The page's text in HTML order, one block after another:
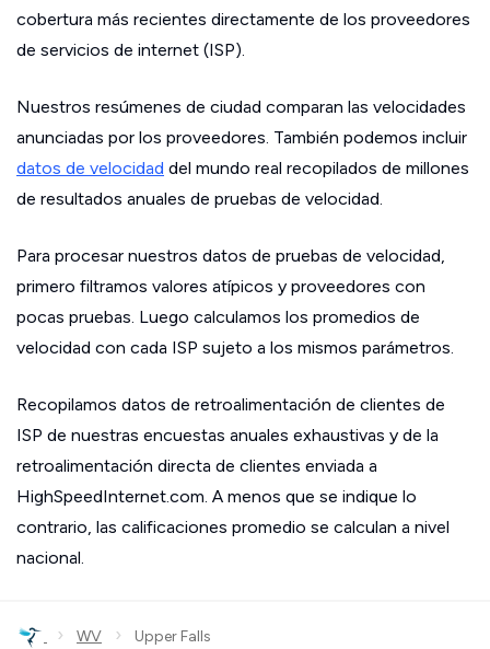
cobertura más recientes directamente de los proveedores
de servicios de internet (ISP).
Nuestros resúmenes de ciudad comparan las velocidades
anunciadas por los proveedores. También podemos incluir
datos de velocidad del mundo real recopilados de millones
de resultados anuales de pruebas de velocidad.
Para procesar nuestros datos de pruebas de velocidad,
primero filtramos valores atípicos y proveedores con
pocas pruebas. Luego calculamos los promedios de
velocidad con cada ISP sujeto a los mismos parámetros.
Recopilamos datos de retroalimentación de clientes de
ISP de nuestras encuestas anuales exhaustivas y de la
retroalimentación directa de clientes enviada a
HighSpeedInternet.com. A menos que se indique lo
contrario, las calificaciones promedio se calculan a nivel
nacional.
› WV › Upper Falls